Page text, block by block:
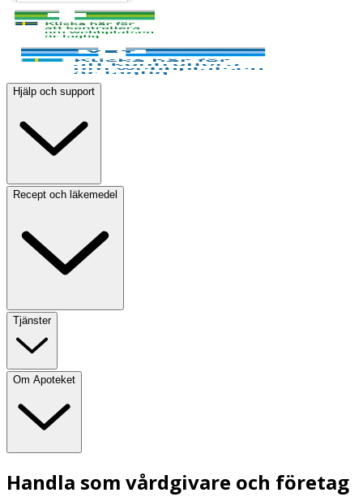
Hjälp och support
Recept och läkemedel
Tjänster
Om Apoteket
Handla som vårdgivare och företag